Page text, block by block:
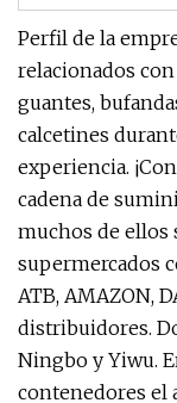
Perfil de la
relacionados
guantes,
calcetines
experiencia.
cadena de
muchos de ellos
supermercados
ATB, AMAZON,
distribuidores.
Ningbo y Yiwu.
contenedores el